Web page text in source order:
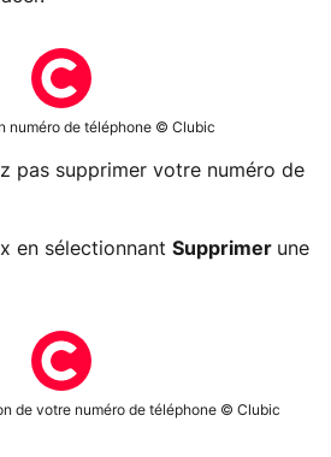
numéro de téléphone © Clubic
pas supprimer votre numéro de
en sélectionnant Supprimer une
de votre numéro de téléphone © Clubic